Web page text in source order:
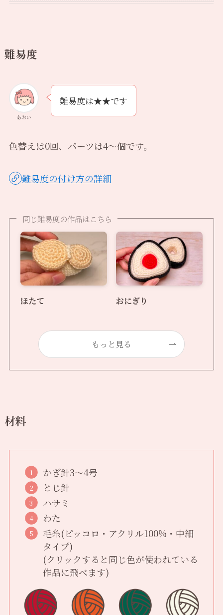
難易度
あおい
難易度は★★です
色替えは0回、パーツは4〜個です。
難易度の付け方の詳細
同じ難易度の作品はこちら
ほたて おにぎり
もっと見る
材料
かぎ針3〜4号
とじ針
ハサミ
わた
毛糸(ピッコロ・アクリル100%・中細
タイプ)
(クリックすると同じ色が使われている
作品に飛べます)